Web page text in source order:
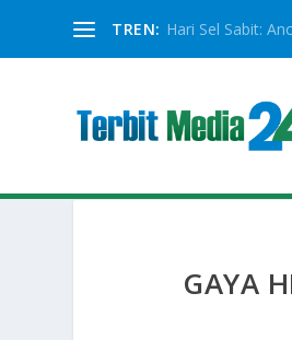
TREN: Hari Sel Sabit:
GAYA